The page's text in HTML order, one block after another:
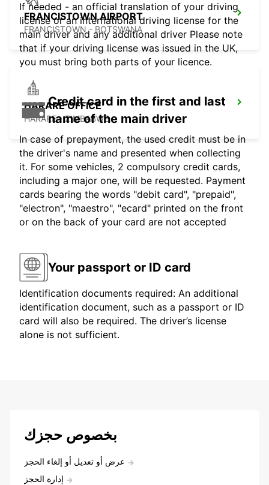
FRANCISTOWN AIRPORT
FRANCISTOWN - BOTSWANA
HARARE OFFICE
HARARE - ZIMBABWE
If needed - an official translation of your driving
license or an international driving license for the
main driver and any additional driver Please note
that if your driving license was issued in the UK,
you must bring both parts of your licence.
Credit card in the first and last
name of the main driver
In case of prepayment, the used credit must be in
the driver's name and presented when collecting
it. For some vehicles, 2 compulsory credit cards,
including a major one, will be requested. Payment
cards bearing the words "debit card", "prepaid",
"electron", "maestro", "ecard" printed on the front
or on the back of your card are not accepted
Your passport or ID card
Identification documents required: An additional
identification document, such as a passport or ID
card will also be required. The driver’s license
alone is not sufficient.
بخصوص حجزك
عرض أو تعديل أو إلغاء الحجز
إدارة الحجز